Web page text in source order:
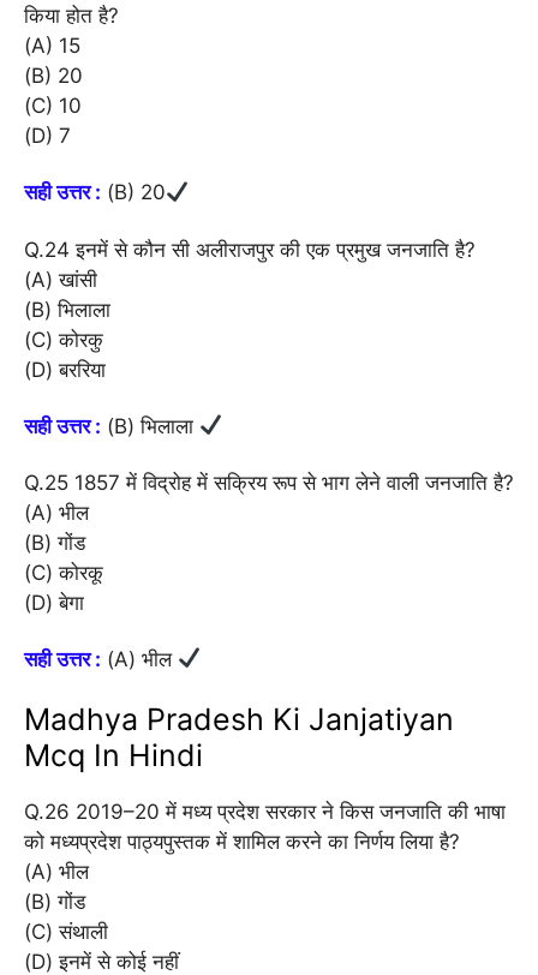
किया होत है?
(A) 15
(B) 20
(C) 10
(D) 7
सही उत्तर : (B) 20
Q.24 इनमें से कौन सी अलीराजपुर की एक प्रमुख जनजाति है?
(A) खांसी
(B) भिलाला
(C) कोरकु
(D) बररिया
सही उत्तर : (B) भिलाला
Q.25 1857 में विद्रोह में सक्रिय रूप से भाग लेने वाली जनजाति है?
(A) भील
(B) गोंड
(C) कोरकू
(D) बेगा
सही उत्तर : (A) भील
Madhya Pradesh Ki Janjatiyan
Mcq In Hindi
Q.26 2019–20 में मध्य प्रदेश सरकार ने किस जनजाति की भाषा
को मध्यप्रदेश पाठ्यपुस्तक में शामिल करने का निर्णय लिया है?
(A) भील
(B) गोंड
(C) संथाली
(D) इनमें से कोई नहीं